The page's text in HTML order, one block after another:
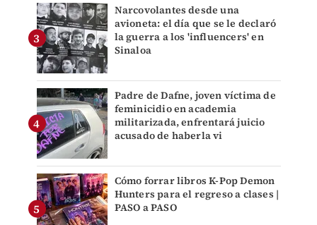
Narcovolantes desde una
avioneta: el día que se le declaró
la guerra a los 'influencers' en
Sinaloa
Padre de Dafne, joven víctima de
feminicidio en academia
militarizada, enfrentará juicio
acusado de haberla vi
Cómo forrar libros K-Pop Demon
Hunters para el regreso a clases |
PASO a PASO